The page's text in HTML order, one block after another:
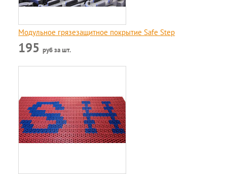
Модульное грязезащитное покрытие Safe Step
195руб за шт.